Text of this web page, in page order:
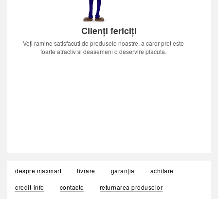
Clienți fericiți
Veți ramine satisfacuti de produsele noastre, a caror pret este
foarte atractiv si deasemeni o deservire placuta.
despre maxmart livrare garanția
achitare
credit-info
contacte
returnarea produselor